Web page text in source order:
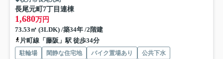
長尾元町7丁目連棟
1,680万円
73.53㎡ (3LDK) /築34年 /2階建
片町線「藤阪」駅 徒歩34分
駐輪場 閑静な住宅地 バイク置場あり 公共下水